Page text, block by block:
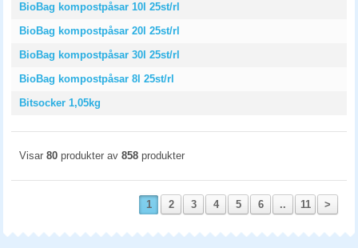
BioBag kompostpåsar 10l 25st/rl
BioBag kompostpåsar 20l 25st/rl
BioBag kompostpåsar 30l 25st/rl
BioBag kompostpåsar 8l 25st/rl
Bitsocker 1,05kg
Visar 80 produkter av 858 produkter
1 2 3 4 5 6 .. 11 >